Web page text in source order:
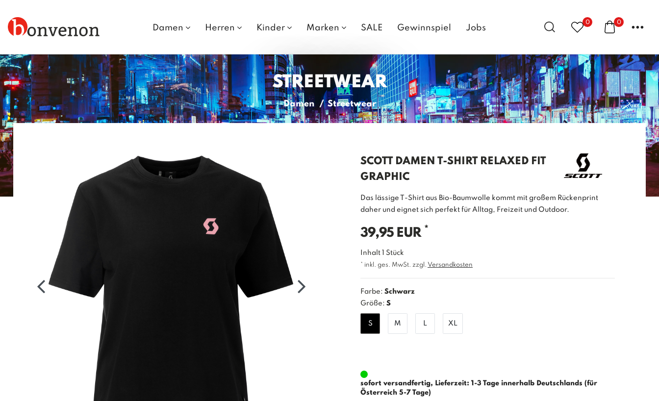
Damen Herren Kinder Marken SALE Gewinnspiel Jobs
0 0 ...
STREETWEAR
Damen Streetwear
SCOTT DAMEN T-SHIRT RELAXED FIT
GRAPHIC
Das lässige T-Shirt aus Bio-Baumwolle kommt mit großem Rückenprint
daher und eignet sich perfekt für Alltag, Freizeit und Outdoor.
39,95 EUR *
Inhalt Stück
* inkl. ges. MwSt. zzgl. Versandkosten
Farbe: Schwarz
Größe: S
S M L XL
sofort versandfertig, Lieferzeit: 1-3 Tage innerhalb Deutschlands (für
Österreich 5-7 Tage)